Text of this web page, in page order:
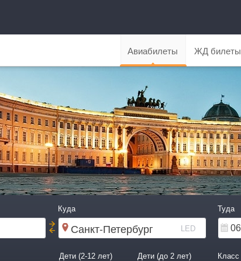
Авиабилеты ЖД билеты
Куда Туда
LED
Дети (2-12 лет) Дети (до 2 лет) Класс